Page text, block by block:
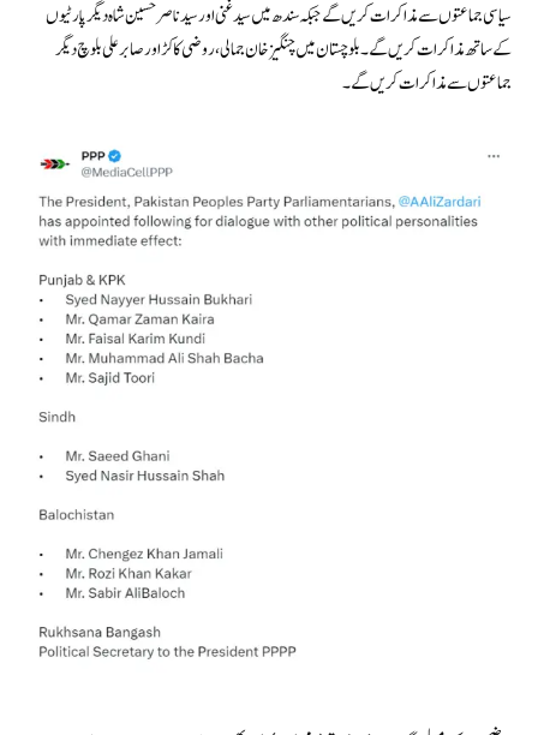
سیاسی جماعتوں سے مذاکرات کریں گے جبکہ سندھ میں سید غنی اور سید ناصر حسین شاہ دیگر پارٹیوں
کے ساتھ مذاکرات کریں گے۔ بلوچستان میں چنگیز خان جمالی، روضی کاکڑ اور صابر علی بلوچ دیگر
جماعتوں سے مذاکرات کریں گے۔